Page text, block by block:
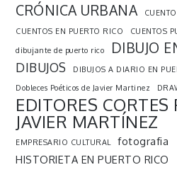
CRÓNICA URBANA
CUENTOS EN PUERTO RICO
CUENTOS
dibujante de puerto rico
DIBUJO
DIBUJOS DIBUJOS A DIARIO EN
Dobleces Poéticos de Javier Martinez
EDITORES CORTES
JAVIER MARTÍNEZ
EMPRESARIO CULTURAL
fotografia
HISTORIETA EN PUERTO RICO